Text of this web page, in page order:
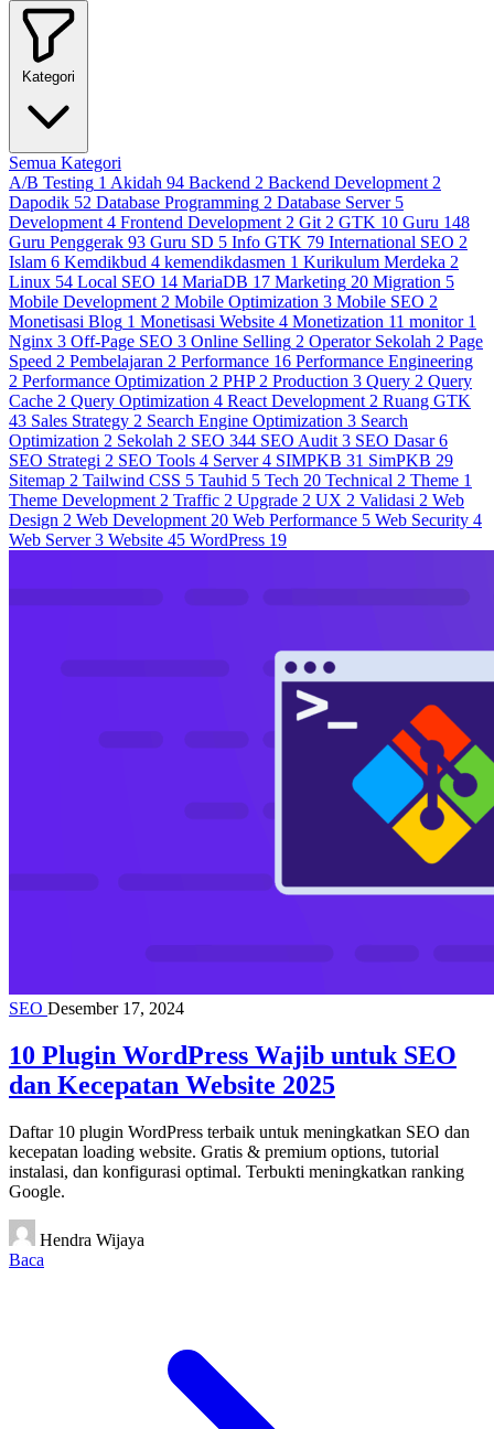
Kategori
Semua Kategori
A/B Testing 1 Akidah 94 Backend 2 Backend Development 2
Dapodik 52 Database Programming 2 Database Server 5
Development 4 Frontend Development 2 Git 2 GTK 10 Guru 148
Guru Penggerak 93 Guru SD 5 Info GTK 79 International SEO 2
Islam 6 Kemdikbud 4 kemendikdasmen 1 Kurikulum Merdeka 2
Linux 54 Local SEO 14 MariaDB 17 Marketing 20 Migration 5
Mobile Development 2 Mobile Optimization 3 Mobile SEO 2
Monetisasi Blog 1 Monetisasi Website 4 Monetization 11 monitor 1
Nginx 3 Off-Page SEO 3 Online Selling 2 Operator Sekolah 2 Page
Speed 2 Pembelajaran 2 Performance 16 Performance Engineering
2 Performance Optimization 2 PHP 2 Production 3 Query 2 Query
Cache 2 Query Optimization 4 React Development 2 Ruang GTK
43 Sales Strategy 2 Search Engine Optimization 3 Search
Optimization 2 Sekolah 2 SEO 344 SEO Audit 3 SEO Dasar 6
SEO Strategi 2 SEO Tools 4 Server 4 SIMPKB 31 SimPKB 29
Sitemap 2 Tailwind CSS 5 Tauhid 5 Tech 20 Technical 2 Theme 1
Theme Development 2 Traffic 2 Upgrade 2 UX 2 Validasi 2 Web
Design 2 Web Development 20 Web Performance 5 Web Security 4
Web Server 3 Website 45 WordPress 19
SEO Desember 17, 2024
10 Plugin WordPress Wajib untuk SEO
dan Kecepatan Website 2025
Daftar 10 plugin WordPress terbaik untuk meningkatkan SEO dan
kecepatan loading website. Gratis & premium options, tutorial
instalasi, dan konfigurasi optimal. Terbukti meningkatkan ranking
Google.
Hendra Wijaya
Baca